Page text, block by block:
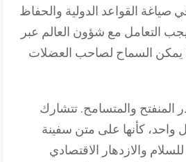
القواعد الدولية والحفاظ
التعامل مع شؤون العالم عبر
يمكن السماح لصاحب العضلات
المنفتح والمتسامح. تتشارك
واحد، كأنها على متن سفينة
والازدهار الاقتصادي